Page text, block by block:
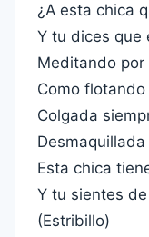
¿A esta chica
Y tu dices que
Meditando por
Como
Colgada
Esta chica
Y tu sientes
(Estribillo)